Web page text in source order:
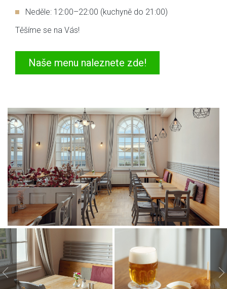
Neděle: 12:00–22:00 (kuchyně do 21:00)
Těšíme se na Vás!
Naše menu naleznete zde!